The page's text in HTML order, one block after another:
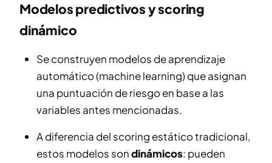
Modelos predictivos y scoring
dinámico
Se construyen modelos de aprendizaje
automático (machine learning) que asignan
una puntuación de riesgo en base a las
variables antes mencionadas.
A diferencia del scoring estático tradicional,
estos modelos sondinámicos: pueden